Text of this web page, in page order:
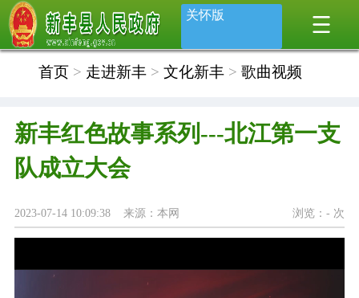
关怀版
首页> 走进新丰> 文化新丰> 歌曲视频
新丰红色故事系列---北江第一支
队成立大会
浏览：- 次
2023-07-14 10:09:38 来源：本网